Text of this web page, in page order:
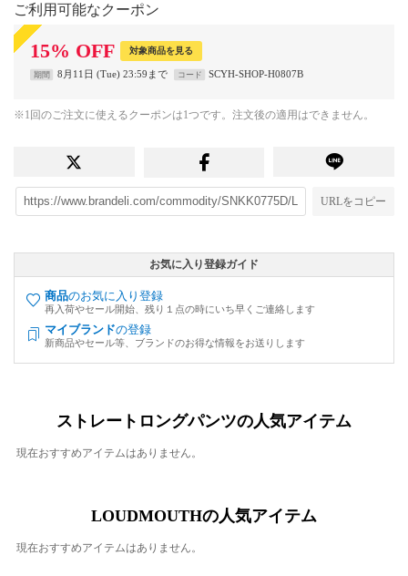
ご利用可能なクーポン
15% OFF 対象商品を見る
期間 8月11日 (Tue) 23:59まで コード SCYH-SHOP-H0807B
※1回のご注文に使えるクーポンは1つです。注文後の適用はできません。
URLをコピー
お気に入り登録ガイド
商品のお気に入り登録
再入荷やセール開始、残り１点の時にいち早くご連絡します
マイブランドの登録
新商品やセール等、ブランドのお得な情報をお送りします
ストレートロングパンツの人気アイテム
現在おすすめアイテムはありません。
LOUDMOUTHの人気アイテム
現在おすすめアイテムはありません。